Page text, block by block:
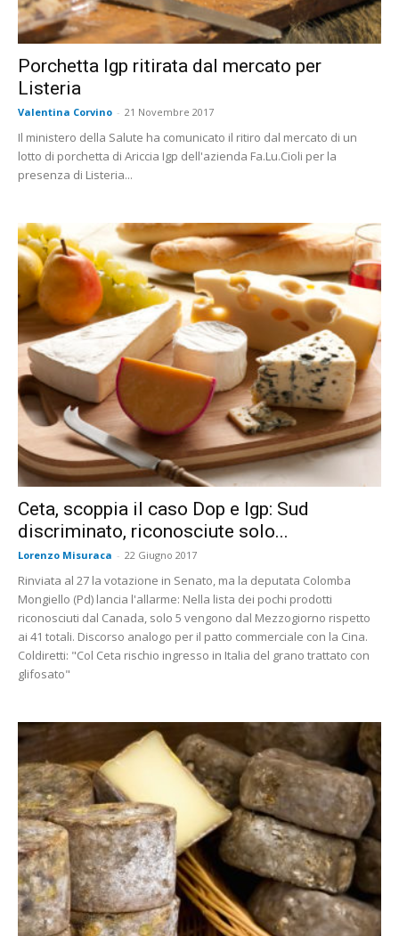
Porchetta Igp ritirata dal mercato per
Listeria
Valentina Corvino - 21 Novembre 2017
Il ministero della Salute ha comunicato il ritiro dal mercato di un
lotto di porchetta di Ariccia Igp dell'azienda Fa.Lu.Cioli per la
presenza di Listeria...
Ceta, scoppia il caso Dop e Igp: Sud
discriminato, riconosciute solo...
Lorenzo Misuraca - 22 Giugno 2017
Rinviata al 27 la votazione in Senato, ma la deputata Colomba
Mongiello (Pd) lancia l'allarme: Nella lista dei pochi prodotti
riconosciuti dal Canada, solo 5 vengono dal Mezzogiorno rispetto
ai 41 totali. Discorso analogo per il patto commerciale con la Cina.
Coldiretti: "Col Ceta rischio ingresso in Italia del grano trattato con
glifosato"